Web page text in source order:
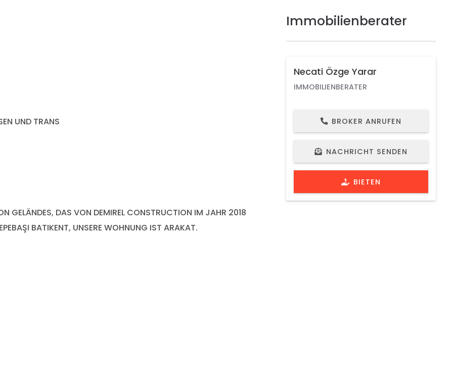
UND TRANS
GELÄNDES, DAS VON DEMIREL CONSTRUCTION IM JAHR 2018
BATIKENT, UNSERE WOHNUNG IST ARAKAT.
Immobilienberater
Necati Özge Yarar
IMMOBILIENBERATER
BROKER ANRUFEN
NACHRICHT SENDEN
BIETEN